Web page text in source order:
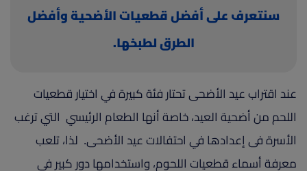
سنتعرف على أفضل قطعيات الأضحية وأفضل
الطرق لطبخها.
عند اقتراب عيد الأضحى تحتار فئة كبيرة في اختيار قطعيات
اللحم من أضحية العيد، خاصة أنها الطعام الرئيسي التي ترغب
الأسرة فى إعدادها في احتفالات عيد الأضحى. لذا، تلعب
معرفة أسماء قطعيات اللحوم، واستخدامها دور كبير فى